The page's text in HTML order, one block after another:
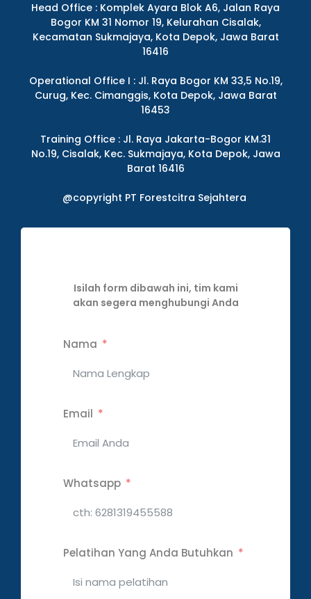
Head Office : Komplek Ayara Blok A6, Jalan Raya
Bogor KM 31 Nomor 19, Kelurahan Cisalak,
Kecamatan Sukmajaya, Kota Depok, Jawa Barat
16416
Operational Office I : Jl. Raya Bogor KM 33,5 No.19,
Curug, Kec. Cimanggis, Kota Depok, Jawa Barat
16453
Training Office : Jl. Raya Jakarta-Bogor KM.31
No.19, Cisalak, Kec. Sukmajaya, Kota Depok, Jawa
Barat 16416
@copyright PT Forestcitra Sejahtera
Isilah form dibawah ini, tim kami
akan segera menghubungi Anda
Nama
Email
Whatsapp
Pelatihan Yang Anda Butuhkan